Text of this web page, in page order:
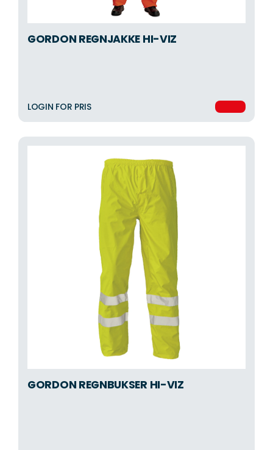
GORDON REGNJAKKE HI-VIZ
LOGIN FOR PRIS
GORDON REGNBUKSER HI-VIZ